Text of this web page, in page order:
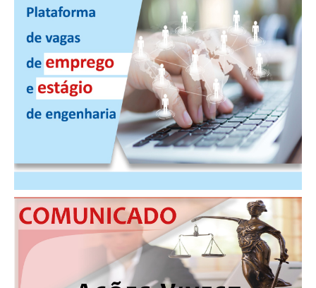
PUBLICIDADE
MANUAL DE REDAÇÃO
RELEASES
CONTATO
NÚCLEO JOVEM